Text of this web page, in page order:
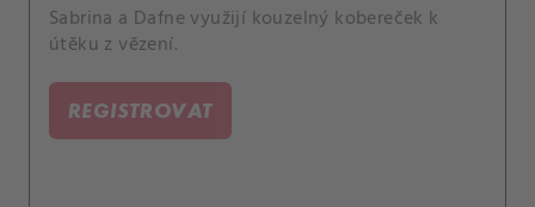
Sabrina a Dafne využijí kouzelný kobereček k
útěku z vězení.
REGISTROVAT